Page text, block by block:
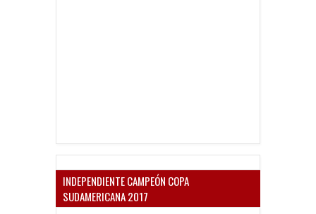
INDEPENDIENTE CAMPEÓN COPA
SUDAMERICANA 2017